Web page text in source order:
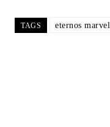
TAGS eternos marvel